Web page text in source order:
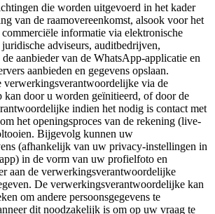
die worden uitgevoerd in het kader
van de raamovereenkomst, alsook voor het
informatie via elektronische
adviseurs, auditbedrijven,
de aanbieder van de WhatsApp-applicatie en
aanbieden en gegevens opslaan.
verwerkingsverantwoordelijke via de
kan door u worden geïnitieerd, of door de
indien het nodig is contact met
het openingsproces van de rekening (live-
Bijgevolg kunnen uw
(afhankelijk van uw privacy-instellingen in
in de vorm van uw profielfoto en
aan de verwerkingsverantwoordelijke
De verwerkingsverantwoordelijke kan
om andere persoonsgegevens te
dit noodzakelijk is om op uw vraag te